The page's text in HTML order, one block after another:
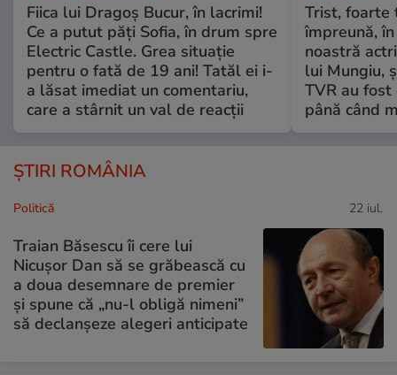
Fiica lui Dragoș Bucur, în lacrimi!
Ce a putut păți Sofia, în drum spre
Electric Castle. Grea situație
pentru o fată de 19 ani! Tatăl ei i-
a lăsat imediat un comentariu,
care a stârnit un val de reacții
Trist, foarte
împreună,
noastră
lui Mungiu,
TVR au
până când
ȘTIRI ROMÂNIA
Politică 22 iul.
Traian Băsescu îi cere lui
Nicușor Dan să se grăbească cu
a doua desemnare de premier
și spune că „nu-l obligă nimeni”
să declanșeze alegeri anticipate